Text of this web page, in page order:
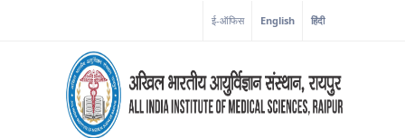
ई-ऑफिस English हिंदी